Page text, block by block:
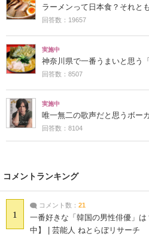
ラーメンって日本食？それと
回答数：19657
実施中
神奈川県で一番うまいと思う
回答数：8507
実施中
唯一無二の歌声だと思うボー
回答数：8104
コメントランキング
1
コメント数： 21
一番好きな「韓国の男性俳優」
中】 | 芸能人 ねとらぼリサーチ